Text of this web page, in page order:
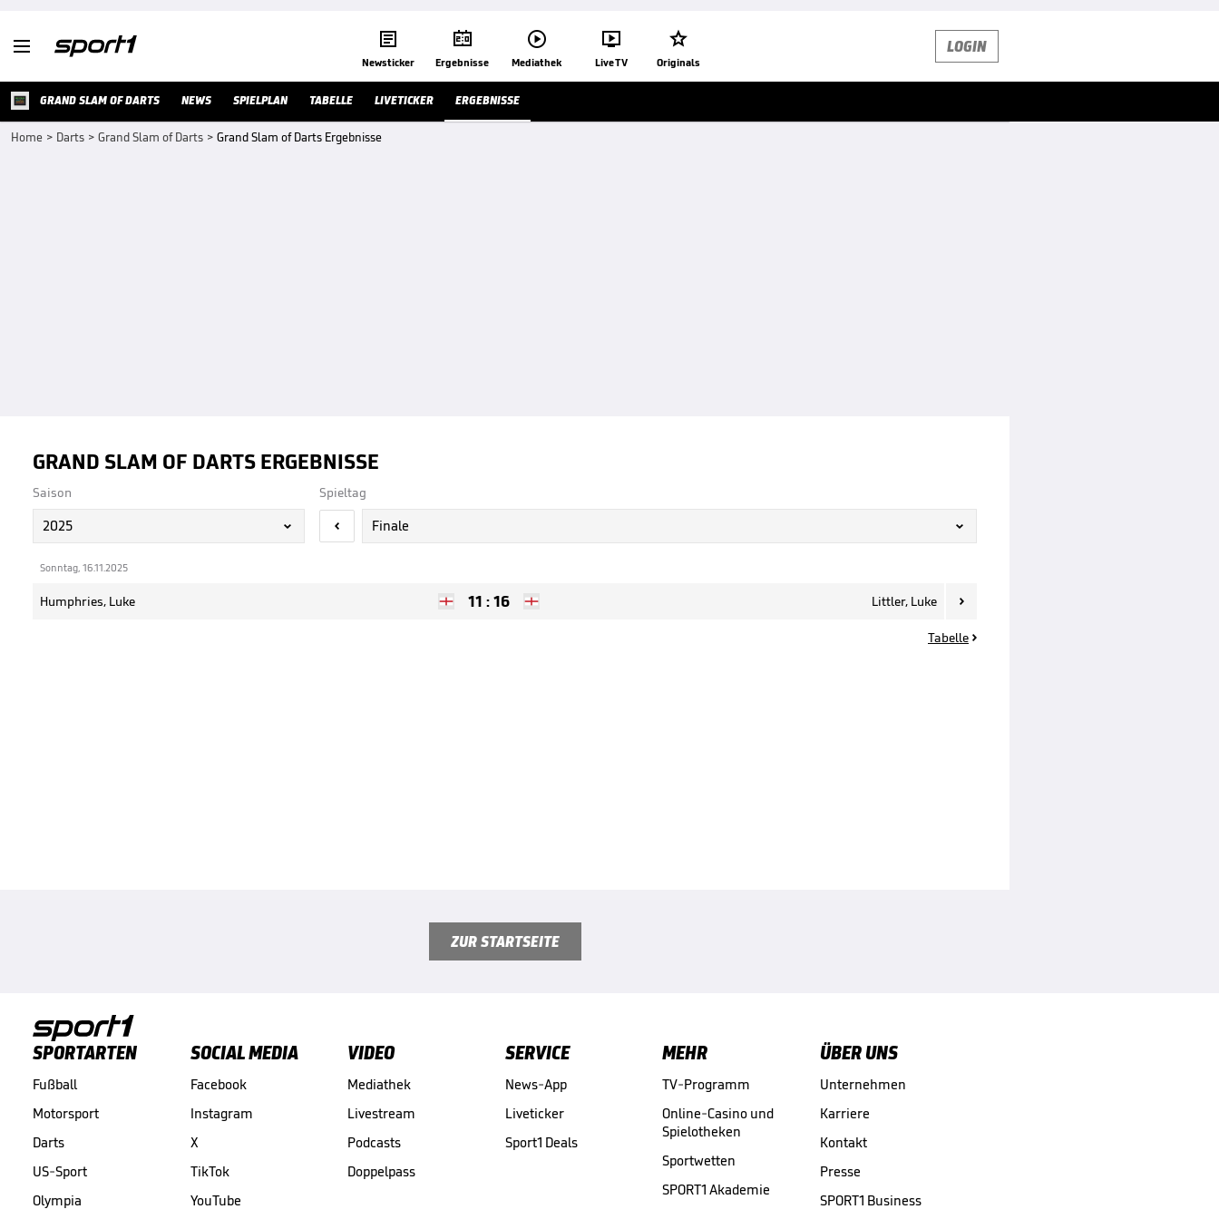
 
Newsticker

Ergebnisse

Mediathek

Live TV

Originals
LOGIN
GRAND SLAM OF DARTS NEWS SPIELPLAN TABELLE LIVETICKER ERGEBNISSE
Home > Darts > Grand Slam of Darts > Grand Slam of Darts Ergebnisse
GRAND SLAM OF DARTS ERGEBNISSE
Saison
2025 
Spieltag
 Finale 
Sonntag, 16.11.2025
Humphries, Luke 11 :16 Littler, Luke 
Tabelle 
ZUR STARTSEITE
SPORTARTEN
Fußball
Motorsport
Darts
US-Sport
Olympia
SOCIAL MEDIA
Facebook
Instagram
X
TikTok
YouTube
VIDEO
Mediathek
Livestream
Podcasts
Doppelpass
SERVICE
News-App
Liveticker
Sport1 Deals
MEHR
TV-Programm
Online-Casino und
Spielotheken
Sportwetten
SPORT1 Akademie
ÜBER UNS
Unternehmen
Karriere
Kontakt
Presse
SPORT1 Business